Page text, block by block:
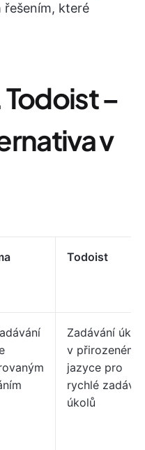
které
–
v
Todoist
Zadávání
v přirozeném
jazyce pro
rychlé
úkolů